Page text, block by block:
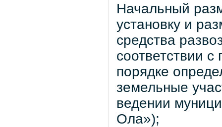
Начальный
установку и
средства
соответствии
порядке
земельные
ведении
Ола»);